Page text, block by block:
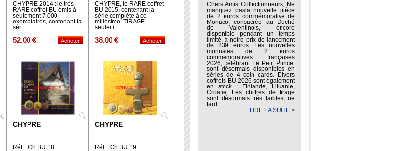
CHYPRE 2014 : le très
RARE coffret BU émis à
seulement 7 000
exemplaires, contenant la
sér...
52,00 €
CHYPRE, le RARE coffret
BU 2015, contenant la
série complète à ce
millésime. TIRAGE
seulem...
38,00 €
CHYPRE
Réf. : Ch BU 18
CHYPRE
Réf. : Ch BU 19
Chers Amis Collectionneurs, Ne
manquez pasla nouvelle pièce
de 2 euros commémorative de
Monaco, consacrée au Duché
de Valentinois, encore
disponible pendant un temps
limité, à notre prix de lancement
de 239 euros. Les nouvelles
monnaies de 2 euros
commémoratives françaises
2026, célébrant Le Petit Prince,
sont désormais disponibles en
séries de 4 coin cards. Divers
coffrets BU 2026 sont également
en stock : Finlande, Lituanie,
Croatie. Les chiffres de tirage
sont désormais très faibles, ne
tard
LIRE LA SUITE >